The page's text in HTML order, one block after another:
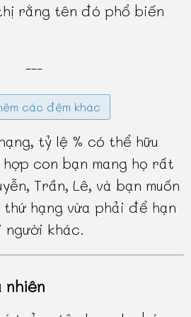
rằng tên đó phổ biến
---
các đệm khác
tỷ lệ % có thể hữu
con bạn mang họ rất
Trần, Lê, và bạn muốn
hạng vừa phải để hạn
khác.
nhiên